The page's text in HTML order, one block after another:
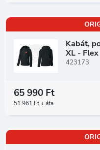
Kabát,
XL - Flex
423173
65 990 Ft
51 961 Ft + áfa